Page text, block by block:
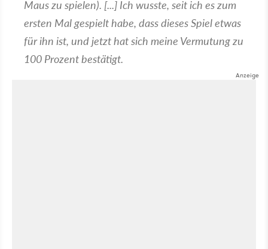
Maus zu spielen). [...] Ich wusste, seit ich es zum
ersten Mal gespielt habe, dass dieses Spiel etwas
für ihn ist, und jetzt hat sich meine Vermutung zu
100 Prozent bestätigt.